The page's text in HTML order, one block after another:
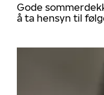
Gode
å ta hensyn til